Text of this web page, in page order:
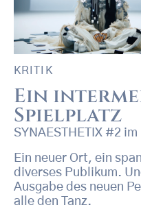
KRITIK
Ein
Spielplatz
SYNAESTHETIX #2
Ein neuer Ort, ein
diverses Publikum.
Ausgabe des neuen
alle den Tanz.